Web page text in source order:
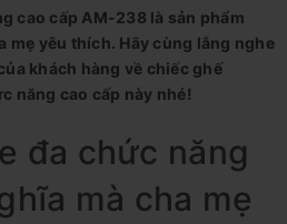
cao cấp AM-238 là sản phẩm
mẹ yêu thích. Hãy cùng lắng nghe
khách hàng về chiếc ghế
năng cao cấp này nhé!
đa chức năng
mà cha mẹ